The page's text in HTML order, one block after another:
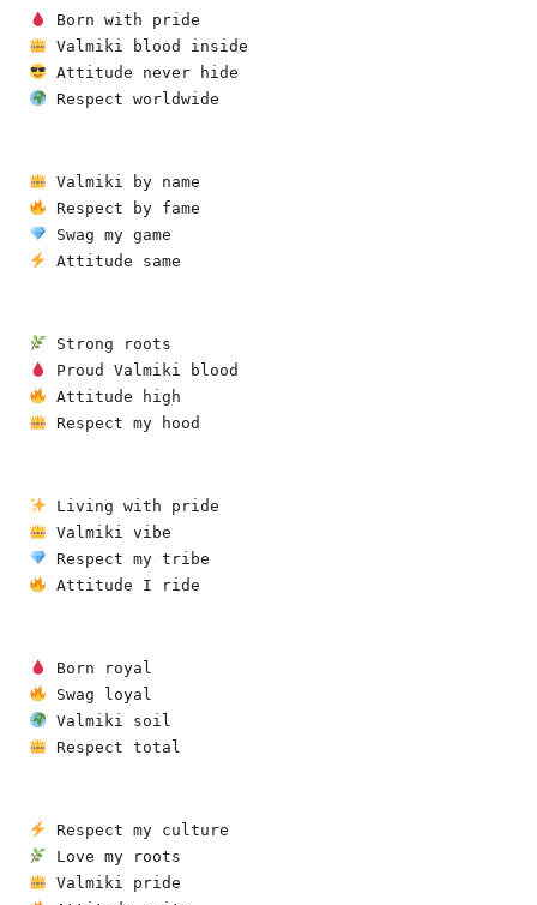
Born with pride
Valmiki blood inside
Attitude never hide
Respect worldwide
Valmiki by name
Respect by fame
Swag my game
Attitude same
Strong roots
Proud Valmiki blood
Attitude high
Respect my hood
Living with pride
Valmiki vibe
Respect my tribe
Attitude I ride
Born royal
Swag loyal
Valmiki soil
Respect total
Respect my culture
Love my roots
Valmiki pride